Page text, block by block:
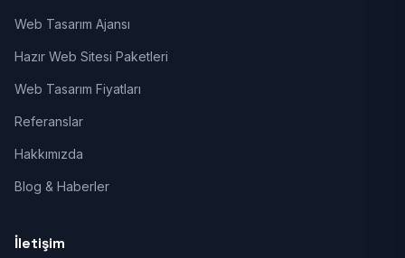
Web Tasarım Ajansı
Hazır Web Sitesi Paketleri
Web Tasarım Fiyatları
Referanslar
Hakkımızda
Blog & Haberler
İletişim